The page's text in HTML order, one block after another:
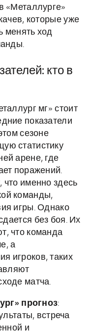
«Металлурге»
которые уже
менять ход
кто в
мг» стоит
показатели
сезоне
статистику
арене, где
поражений.
что именно здесь
команды,
игры. Однако
без боя. Их
что команда
а
игроков, таких
матча.
прогноз:
встреча
и